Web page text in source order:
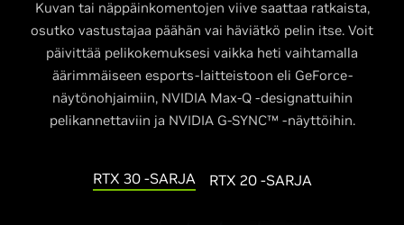
Kuvan tai näppäinkomentojen viive saattaa ratkaista,
osutko vastustajaa päähän vai häviätkö pelin itse. Voit
päivittää pelikokemuksesi vaikka heti vaihtamalla
äärimmäiseen esports-laitteistoon eli GeForce-
näytönohjaimiin, NVIDIA Max-Q -designattuihin
pelikannettaviin ja NVIDIA G-SYNC™ -näyttöihin.
RTX 30 -SARJA RTX 20 -SARJA